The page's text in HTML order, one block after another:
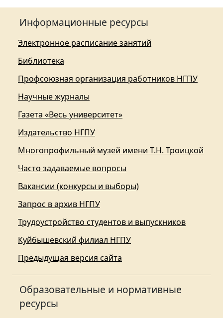
Информационные ресурсы
Электронное расписание занятий
Библиотека
Профсоюзная организация работников НГПУ
Научные журналы
Газета «Весь университет»
Издательство НГПУ
Многопрофильный музей имени Т.Н. Троицкой
Часто задаваемые вопросы
Вакансии (конкурсы и выборы)
Запрос в архив НГПУ
Трудоустройство студентов и выпускников
Куйбышевский филиал НГПУ
Предыдущая версия сайта
Образовательные и нормативные
ресурсы